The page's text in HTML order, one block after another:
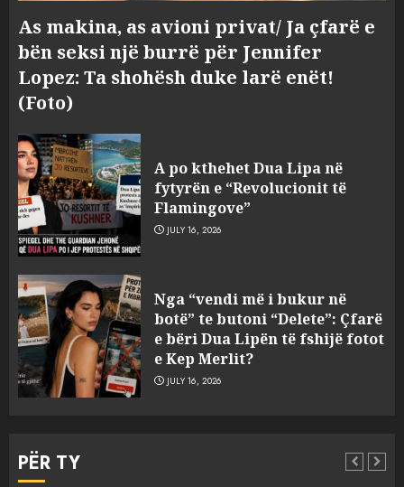
As makina, as avioni privat/ Ja çfarë e
bën seksi një burrë për Jennifer
Lopez: Ta shohësh duke larë enët!
(Foto)
A po kthehet Dua Lipa në
fytyrën e “Revolucionit të
Flamingove”
JULY 16, 2026
Nga “vendi më i bukur në
botë” te butoni “Delete”: Çfarë
e bëri Dua Lipën të fshijë fotot
e Kep Merlit?
JULY 16, 2026
PËR TY
3
shkrihen, nisin aksionin
kundër propozimit të
mazhorancës
AUGUST 6, 2026
41.5 milionë euro energji për